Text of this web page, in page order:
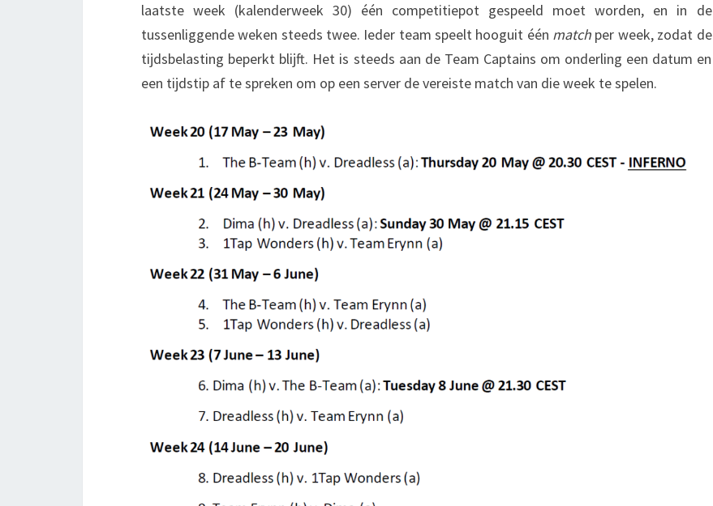
laatste week (kalenderweek 30) één competitiepot gespeeld moet worden, en in de
tussenliggende weken steeds twee. Ieder team speelt hooguit één match per week, zodat de
tijdsbelasting beperkt blijft. Het is steeds aan de Team Captains om onderling een datum en
een tijdstip af te spreken om op een server de vereiste match van die week te spelen.